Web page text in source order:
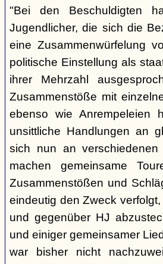
"Bei den Beschuldigten
Jugendlicher, die sich die
eine Zusammenwürfelung
politische Einstellung als
ihrer Mehrzahl
Zusammenstöße mit
ebenso wie Anrempeleien
unsittliche Handlungen an
sich nun an
machen gemeinsame
Zusammenstößen und
eindeutig den Zweck
und gegenüber HJ
und einiger gemeinsamer
war bisher nicht